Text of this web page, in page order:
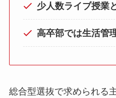
少人数ライブ授業
高卒部では生活管
総合型選抜で求められる